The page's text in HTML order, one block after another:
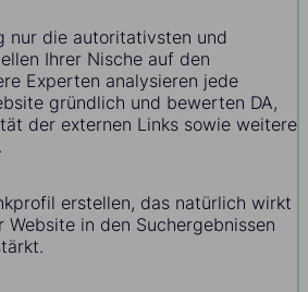
nur die autoritativsten und
Ihrer Nische auf den
Experten analysieren jede
gründlich und bewerten DA,
der externen Links sowie weitere
erstellen, das natürlich wirkt
Website in den Suchergebnissen